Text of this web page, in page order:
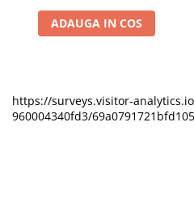
ADAUGA IN COS
https://surveys.visitor-
960004340fd3/